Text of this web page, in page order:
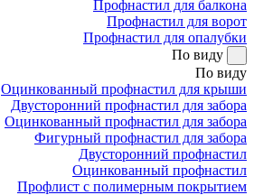
Профнастил для балкона
Профнастил для ворот
Профнастил для опалубки
По виду
По виду
Оцинкованный профнастил для крыши
Двусторонний профнастил для забора
Оцинкованный профнастил для забора
Фигурный профнастил для забора
Двусторонний профнастил
Оцинкованный профнастил
Профлист с полимерным покрытием